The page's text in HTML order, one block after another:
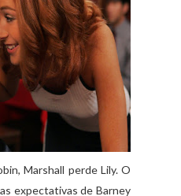
Marshall perde Lily. O
expectativas de Barney